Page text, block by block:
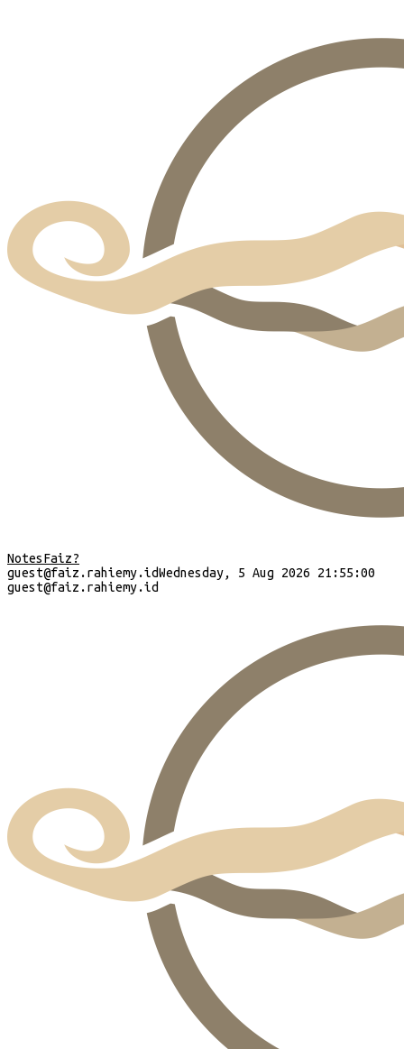
NotesFaiz?
guest@faiz.rahiemy.idWednesday, 5 Aug 2026 21:55:01
guest@faiz.rahiemy.id